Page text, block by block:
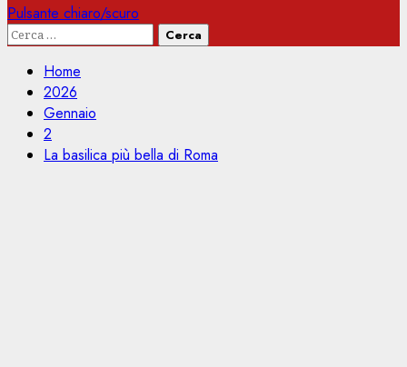
Pulsante chiaro/scuro
Ricerca
Home
2026
Gennaio
2
La basilica più bella di Roma